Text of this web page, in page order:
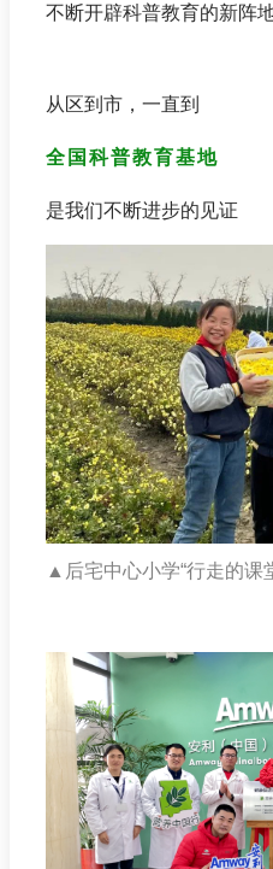
不断开辟科普教育的新阵
从区到市，一直到
全国科普教育基地
是我们不断进步的见证
▲ 后宅中心小学“行走的课